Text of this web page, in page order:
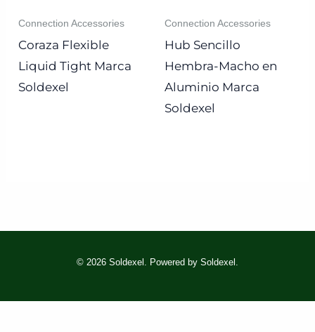
Connection Accessories
Coraza Flexible
Liquid Tight Marca
Soldexel
Connection Accessories
Hub Sencillo
Hembra-Macho en
Aluminio Marca
Soldexel
© 2026 Soldexel. Powered by Soldexel.